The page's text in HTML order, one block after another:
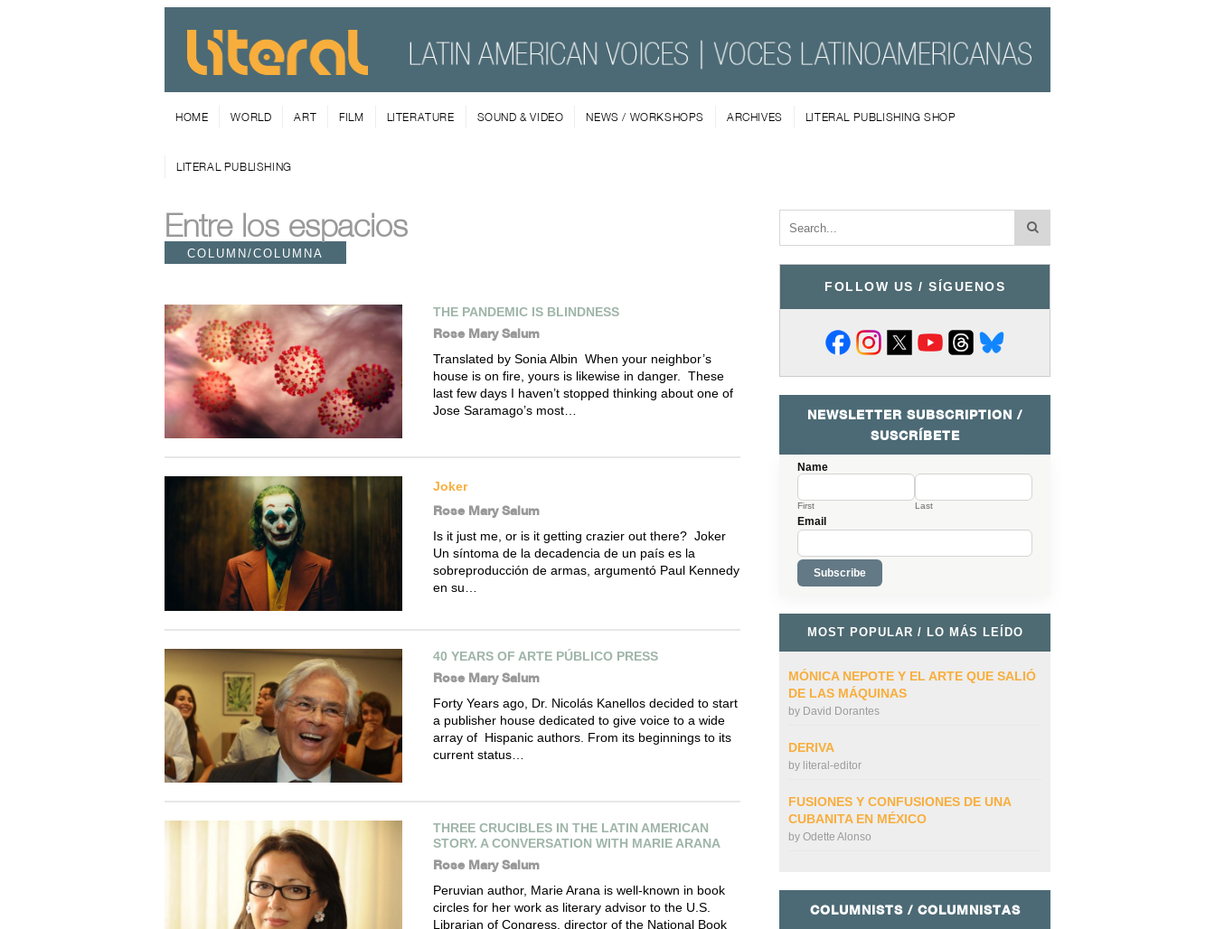
HOME WORLD ART FILM LITERATURE SOUND & VIDEO NEWS / WORKSHOPS ARCHIVES LITERAL PUBLISHING SHOP
LITERAL PUBLISHING
Entre los espacios
COLUMN/COLUMNA
THE PANDEMIC IS BLINDNESS
Rose Mary Salum
Translated by Sonia Albin When your neighbor’s
house is on fire, yours is likewise in danger. These
last few days I haven’t stopped thinking about one of
Jose Saramago’s most…
Joker
Rose Mary Salum
Is it just me, or is it getting crazier out there? Joker
Un síntoma de la decadencia de un país es la
sobreproducción de armas, argumentó Paul Kennedy
en su…
40 YEARS OF ARTE PÚBLICO PRESS
Rose Mary Salum
Forty Years ago, Dr. Nicolás Kanellos decided to start
a publisher house dedicated to give voice to a wide
array of Hispanic authors. From its beginnings to its
current status…
THREE CRUCIBLES IN THE LATIN AMERICAN
STORY. A CONVERSATION WITH MARIE ARANA
Rose Mary Salum
Peruvian author, Marie Arana is well-known in book
circles for her work as literary advisor to the U.S.
Librarian of Congress, director of the National Book
FOLLOW US / SÍGUENOS
NEWSLETTER SUBSCRIPTION /
SUSCRÍBETE
Name
First Last
Email
MOST POPULAR / LO MÁS LEÍDO
MÓNICA NEPOTE Y EL ARTE QUE SALIÓ
DE LAS MÁQUINAS
by David Dorantes
DERIVA
by literal-editor
FUSIONES Y CONFUSIONES DE UNA
CUBANITA EN MÉXICO
by Odette Alonso
COLUMNISTS / COLUMNISTAS